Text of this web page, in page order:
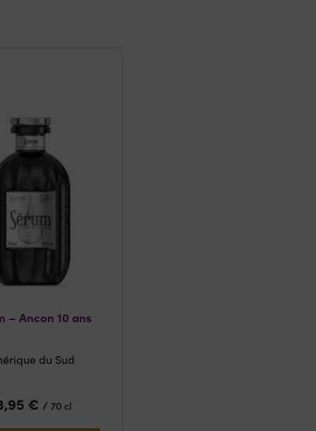
– Ancon 10 ans
du Sud
€ / 70 cl